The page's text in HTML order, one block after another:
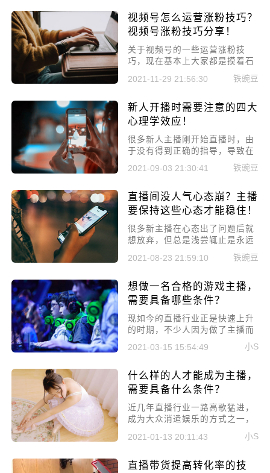
视频号怎么运营涨粉技巧？
视频号涨粉技巧分享！
关于视频号的一些运营涨粉技
巧，现在基本上大家都是摸着石
头过河，并且平台也是在不断迭
代，所以没有什么一成不变的方
个账号的根本，那些能在早期建
立起来优势的账号，后期都有很
简史。
2021-11-29 21:56:30 铁豌豆
新人开播时需要注意的四大
心理学效应！
很多新人主播刚开始直播时，由
于没有得到正确的指导，导致在
开播后收到的效果并不好，浪费
了最佳直播时间，新主播的直播
目的开播!今天小编就跟大家分享
一下新人开播时需要注意的四大
2021-09-03 21:30:41 铁豌豆
直播间没人气心态崩？主播
要保持这些心态才能稳住！
很多新主播在心态出了问题后就
想放弃，但总是浅尝辄止是永远
不可能成功的，所以小编今天就
和大家聊聊主播要保持哪些心态
2021-08-23 21:59:10 铁豌豆
想做一名合格的游戏主播，
需要具备哪些条件？
​现如今的直播行业正是快速上升
的时期，不少人因为做了主播而
赚的盆满钵满，而主播也分为很
多类型，有颜值主播、才艺主
要就来聊聊游戏主播，看看想做
一名合格的游戏主播，需要具备
2021-03-15 15:54:49 小S
什么样的人才能成为主播，
需要具备什么条件？
​近几年直播行业一路高歌猛进，
成为大众消遣娱乐的方式之一，
丽，都纷纷想要成为主播，但想
的。所以，今天就来讲讲什么样
2021-01-13 20:11:43 小S
直播带货提高转化率的技